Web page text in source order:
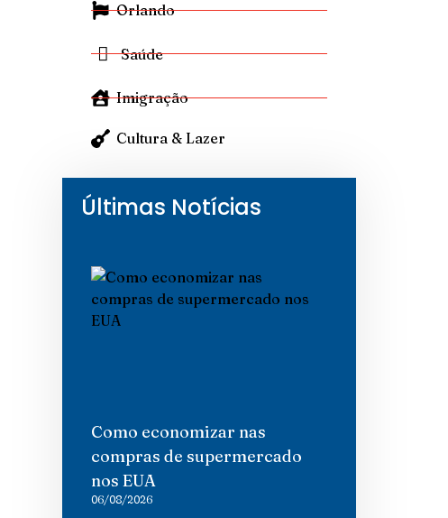
Orlando
Saúde
Imigração
Cultura & Lazer
Últimas Notícias
Como economizar nas
compras de supermercado
nos EUA
06/08/2026